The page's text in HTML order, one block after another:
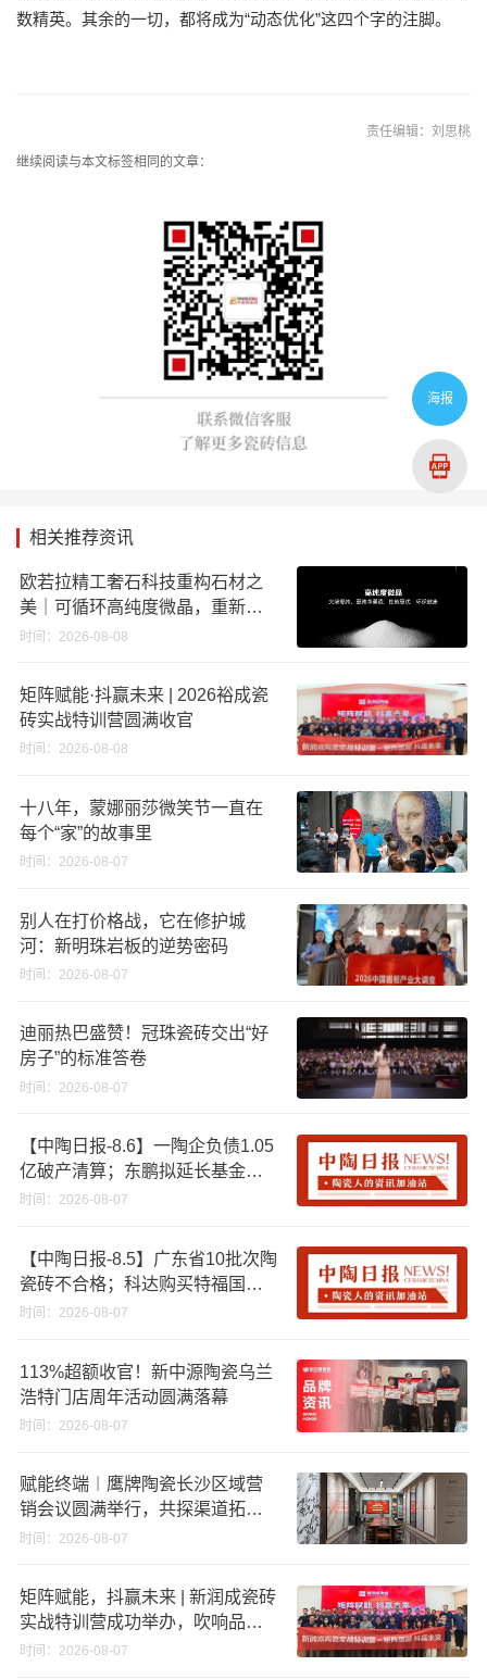
数精英。其余的一切，都将成为“动态优化”这四个字的注脚。
责任编辑：刘思桃
继续阅读与本文标签相同的文章：
相关推荐资讯
欧若拉精工奢石科技重构石材之
美｜可循环高纯度微晶，重新定
义高端奢石原料
时间：2026-08-08
矩阵赋能·抖赢未来 | 2026裕成瓷
砖实战特训营圆满收官
时间：2026-08-08
十八年，蒙娜丽莎微笑节一直在
每个“家”的故事里
时间：2026-08-07
别人在打价格战，它在修护城
河：新明珠岩板的逆势密码
时间：2026-08-07
迪丽热巴盛赞！冠珠瓷砖交出“好
房子”的标准答卷
时间：2026-08-07
【中陶日报-8.6】一陶企负债1.05
亿破产清算；东鹏拟延长基金投
资期限；工信部开展建陶行业能
时间：2026-08-07
【中陶日报-8.5】广东省10批次陶
瓷砖不合格；科达购买特福国际
股份申请未通过；蒙娜丽莎5千万
破18亿元
时间：2026-08-07
113%超额收官！新中源陶瓷乌兰
浩特门店周年活动圆满落幕
时间：2026-08-07
赋能终端︱鹰牌陶瓷长沙区域营
销会议圆满举行，共探渠道拓展
与门店升级新路径
时间：2026-08-07
矩阵赋能，抖赢未来 | 新润成瓷砖
实战特训营成功举办，吹响品牌
秋季营销冲锋号！
时间：2026-08-07
海报